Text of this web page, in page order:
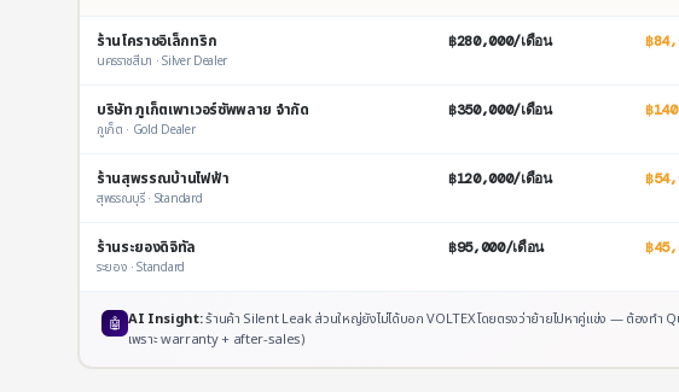
ร้านโคราชอิเล็กทริก
นครราชสีมา · Silver Dealer
฿280,000/เดือน ฿
บริษัท ภูเก็ตเพาเวอร์ซัพพลาย จำกัด
ภูเก็ต · Gold Dealer
฿350,000/เดือน ฿
ร้านสุพรรณบ้านไฟฟ้า
สุพรรณบุรี · Standard
฿120,000/เดือน ฿
ร้านระยองดิจิทัล
ระยอง · Standard
฿95,000/เดือน ฿
🤖 AI Insight:ร้านค้า Silent Leak ส่วนใหญ่ยังไม่ได้บอก VOLTEX โดยตรงว่าย้ายไปหาคู่แข่ง — ต้องทำ
เพราะ warranty + after-sales)